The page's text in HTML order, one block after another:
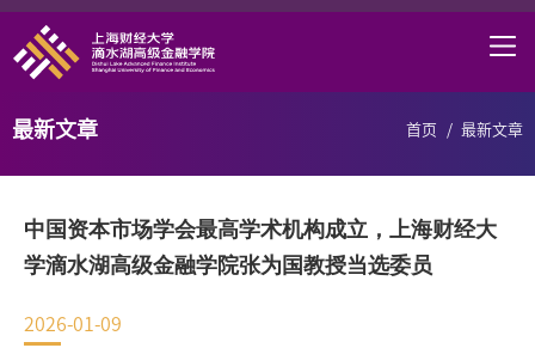
首页
学术研究
首页 / 最新文章
最新文章
中国资本市场学会最高学术机构成立，上海财经大
学滴水湖高级金融学院张为国教授当选委员
2026-01-09